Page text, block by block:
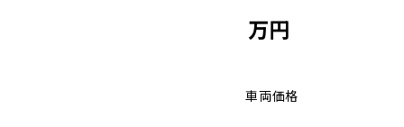
万円
車両価格